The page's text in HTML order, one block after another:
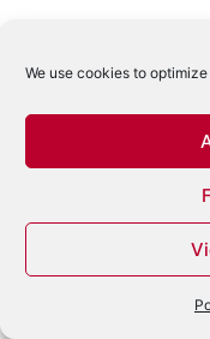
We use cookies to